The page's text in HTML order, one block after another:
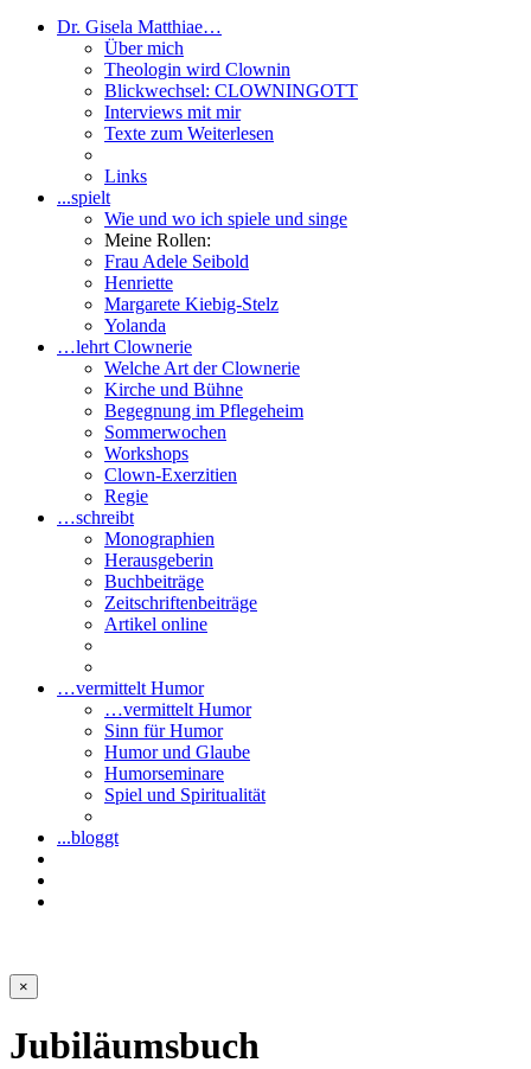
Dr. Gisela Matthiae…
Über mich
Theologin wird Clownin
Blickwechsel: CLOWNINGOTT
Interviews mit mir
Texte zum Weiterlesen
Links
...spielt
Wie und wo ich spiele und singe
Meine Rollen:
Frau Adele Seibold
Henriette
Margarete Kiebig-Stelz
Yolanda
…lehrt Clownerie
Welche Art der Clownerie
Kirche und Bühne
Begegnung im Pflegeheim
Sommerwochen
Workshops
Clown-Exerzitien
Regie
…schreibt
Monographien
Herausgeberin
Buchbeiträge
Zeitschriftenbeiträge
Artikel online
…vermittelt Humor
…vermittelt Humor
Sinn für Humor
Humor und Glaube
Humorseminare
Spiel und Spiritualität
...bloggt
×
Jubiläumsbuch